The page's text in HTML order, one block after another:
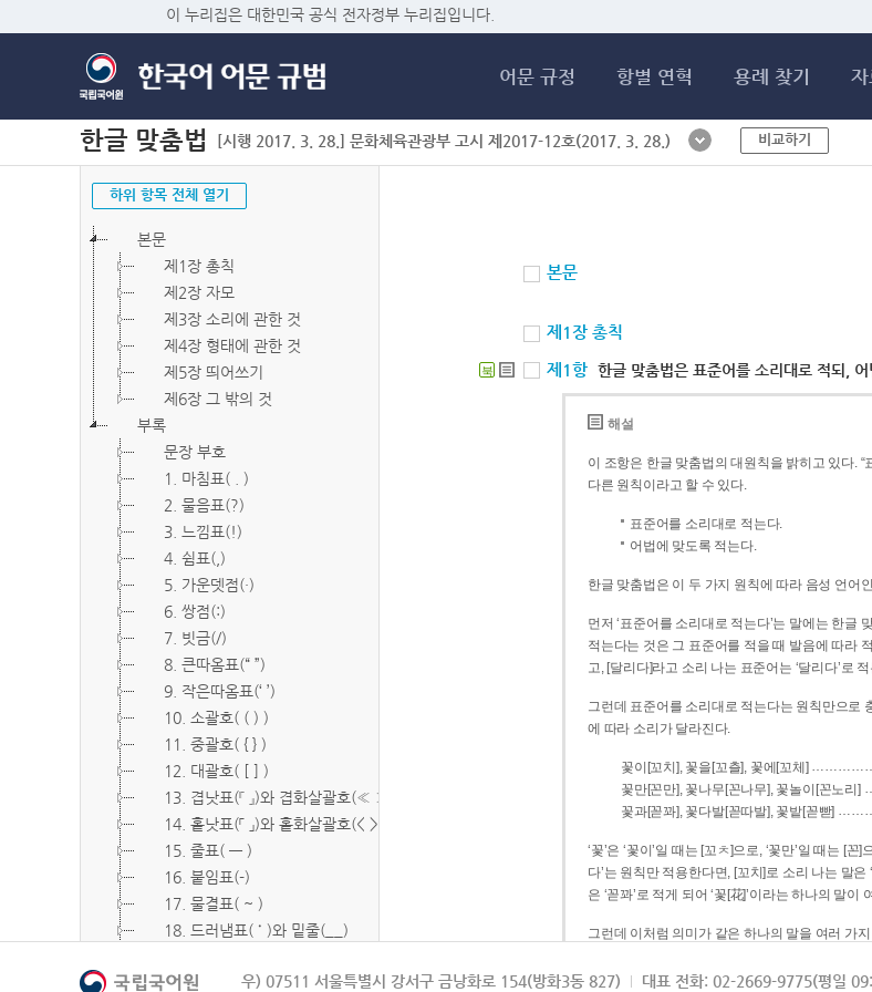
이 누리집은 대한민국 공식 전자정부 누리집입니다.
어문 규정 항별 연혁 용례 찾기 자
한글 맞춤법 [시행 2017. 3. 28.] 문화체육관광부 고시 제2017-12호(2017. 3. 28.) 비교하기
하위 항목 전체 열기
본문
제1장 총칙
제2장 자모
제3장 소리에 관한 것
제4장 형태에 관한 것
제5장 띄어쓰기
제6장 그 밖의 것
부록
문장 부호
1. 마침표( . )
2. 물음표(?)
3. 느낌표(!)
4. 쉼표(,)
5. 가운뎃점(·)
6. 쌍점(:)
7. 빗금(/)
8. 큰따옴표(“ ”)
9. 작은따옴표(‘ ’)
10. 소괄호( ( ) )
11. 중괄호( { } )
12. 대괄호( [ ] )
13. 겹낫표(『 』)와 겹화살괄호(≪ ≫)
14. 홑낫표(「 」)와 홑화살괄호(< >)
15. 줄표( ― )
16. 붙임표(-)
17. 물결표( ~ )
18. 드러냄표( ˙ )와 밑줄(__)
20. 빠짐표( □ )
본문
제1장 총칙
북 제1항 한글 맞춤법은 표준어를 소리대로 적되,
해설
이 조항은 한글 맞춤법의 대원칙을 밝히고 있다.
다른 원칙이라고 할 수 있다.
표준어를 소리대로 적는다.
어법에 맞도록 적는다.
한글 맞춤법은 이 두 가지 원칙에 따라 음성 언어
먼저 ‘표준어를 소리대로 적는다’는 말에는 한글
적는다는 것은 그 표준어를 적을 때 발음에 따라 적는다는 뜻이다. 이를테면 [나무]라고 소
고, [달리다]라고 소리 나는 표준어는 ‘달리다’로
그런데 표준어를 소리대로 적는다는 원칙만으로
에 따라 소리가 달라진다.
꽃이[꼬치], 꽃을[꼬츨], 꽃에[꼬체]
꽃만[꼰만], 꽃나무[꼰나무], 꽃놀이[꼰노리]
꽃과[꼳꽈], 꽃다발[꼳따발], 꽃밭[꼳빧]
‘꽃’은 ‘꽃이’일 때는 [꼬ㅊ]으로, ‘꽃만’일 때는 [
다’는 원칙만 적용한다면, [꼬치]로 소리 나는 말은 ‘꼬치’로, [꼰만]으로 소리 나는 말은 ‘꼰만’으로, [꼳
은 ‘꼳꽈’로 적게 되어 ‘꽃[花]’이라는 하나의 말이
그런데 이처럼 의미가 같은 하나의 말을 여러 가
되게 적는 것이 의미를 파악하는 데 효과적이다.
우) 07511 서울특별시 강서구 금낭화로 154(방화3동 827) 대표 전화: 02-2669-9775(평일